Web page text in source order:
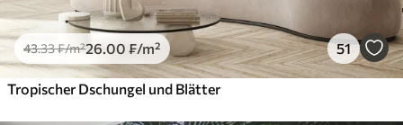
43.33₣/m²26.00 ₣/m² 51
Tropischer Dschungel und Blätter